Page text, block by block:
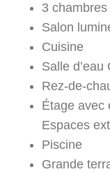
3
Salon
Cuisine
Salle d’eau
Rez-de-
Étage avec
Espaces
Piscine
Grande